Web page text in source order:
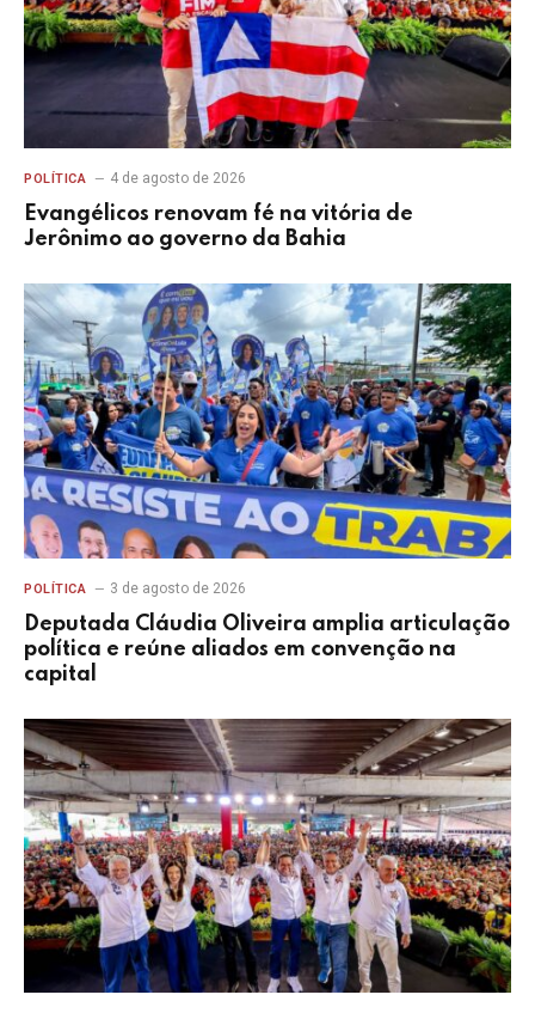
POLÍTICA 4 de agosto de 2026
Evangélicos renovam fé na vitória de
Jerônimo ao governo da Bahia
POLÍTICA 3 de agosto de 2026
Deputada Cláudia Oliveira amplia articulação
política e reúne aliados em convenção na
capital